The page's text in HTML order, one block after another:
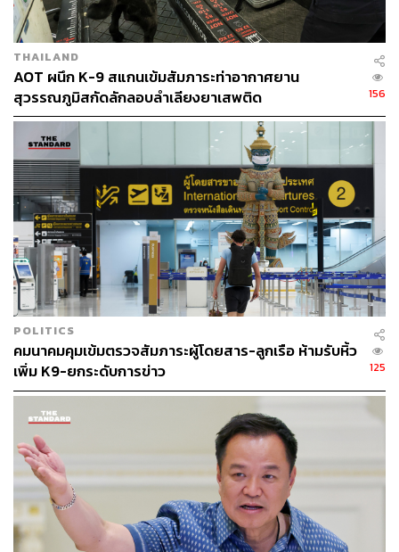
THAILAND
AOT ผนึก K-9 สแกนเข้มสัมภาระท่าอากาศยาน
สุวรรณภูมิสกัดลักลอบลำเลียงยาเสพติด
156
POLITICS
คมนาคมคุมเข้มตรวจสัมภาระผู้โดยสาร-ลูกเรือ ห้ามรับหิ้ว
เพิ่ม K9-ยกระดับการข่าว
125